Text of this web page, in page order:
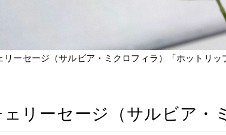
リーセージ（サルビア・ミクロフィラ）「ホットリッ
ェリーセージ（サルビア・